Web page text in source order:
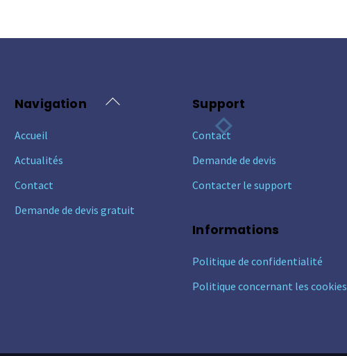
Back
Navigation
Accueil
Actualités
Contact
Demande de devis gratuit
Support
Contact
Demande de devis
Contacter le support
Informations
Politique de confidentialité
Politique concernant les cookies